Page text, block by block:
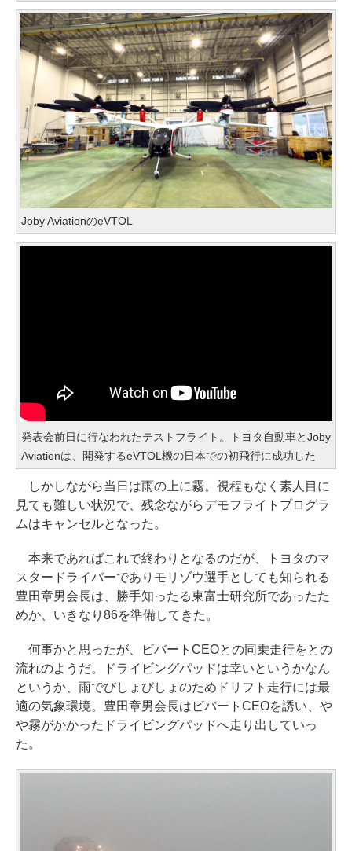
Joby AviationのeVTOL
発表会前日に行なわれたテストフライト。トヨタ自動車とJoby
Aviationは、開発するeVTOL機の日本での初飛行に成功した
しかしながら当日は雨の上に霧。視程もなく素人目に
見ても難しい状況で、残念ながらデモフライトプログラ
ムはキャンセルとなった。
本来であればこれで終わりとなるのだが、トヨタのマ
スタードライバーでありモリゾウ選手としても知られる
豊田章男会長は、勝手知ったる東富士研究所であったた
めか、いきなり86を準備してきた。
何事かと思ったが、ビバートCEOとの同乗走行をとの
流れのようだ。ドライビングパッドは幸いというかなん
というか、雨でびしょびしょのためドリフト走行には最
適の気象環境。豊田章男会長はビバートCEOを誘い、や
や霧がかかったドライビングパッドへ走り出していっ
た。